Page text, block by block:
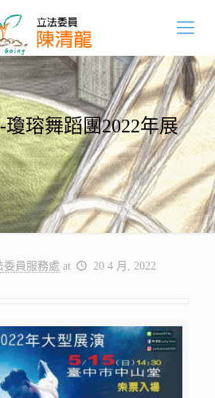
瑢舞蹈團2022年展
委員服務處 at 20 4 月, 2022